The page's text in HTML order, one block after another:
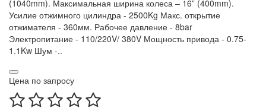
(1040mm). Максимальная ширина колеса – 16” (400mm).
Усилие отжимного цилиндра - 2500Kg Макс. открытие
отжимателя - 360мм. Рабочее давление - 8bar
Электропитание - 110/220V/ 380V Мощность привода - 0.75-
1.1Kw Шум -..
Цена по запросу